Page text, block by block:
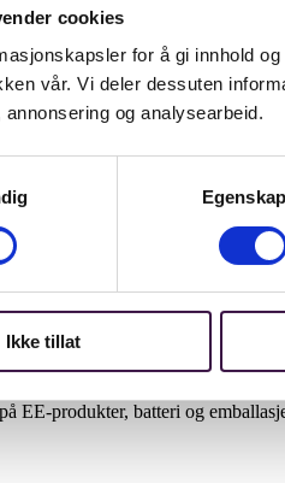
cookies
for å gi innhold
vår. Vi deler dessuten
og analysearbeid.
Ikke tillat
ultimatum til leverandørene3
hos Anda-Olsen Copy
fra Moccamaster
EE-produkter, batteri og